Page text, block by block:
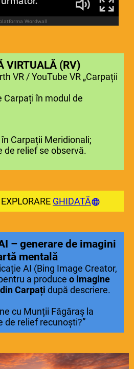
VIRTUALĂ (RV)
VR / YouTube VR „Carpații
Carpați în modul de
Carpații Meridionali;
de relief se observă.
GHIDATĂ
– generare de imagini
mentală
AI (Bing Image Creator,
a produce o imagine
Carpați după descriere.
cu Munții Făgăraș la
de relief recunoști?”